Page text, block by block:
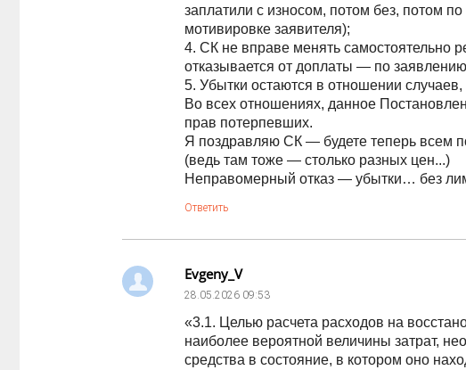
заплатили с износом, потом без, потом
мотивировке заявителя);
4. СК не вправе менять самостоятельно
отказывается от доплаты — по
5. Убытки остаются в отношении
Во всех отношениях, данное
прав потерпевших.
Я поздравляю СК — будете теперь всем
(ведь там тоже — столько разных цен...)
Неправомерный отказ — убытки… без
Ответить
Evgeny_V
28.05.2026 09:53
«3.1. Целью расчета расходов на
наиболее вероятной величины затрат,
средства в состояние, в котором оно